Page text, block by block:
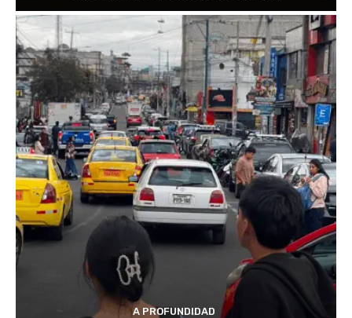
A PROFUNDIDAD